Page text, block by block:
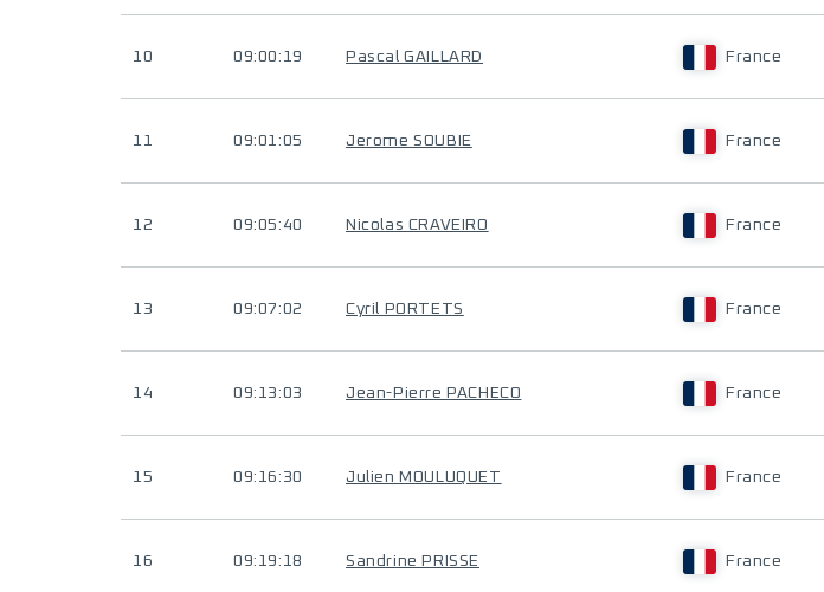
10 09:00:19 Pascal GAILLARD France
11 09:01:05 Jerome SOUBIE France
12 09:05:40 Nicolas CRAVEIRO France
13 09:07:02 Cyril PORTETS France
14 09:13:03 Jean-Pierre PACHECO France
15 09:16:30 Julien MOULUQUET France
16 09:19:18 Sandrine PRISSE France